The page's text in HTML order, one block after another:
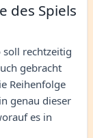
des Spiels
rechtzeitig
gebracht
Reihenfolge
genau dieser
es in